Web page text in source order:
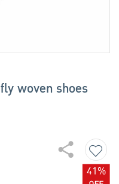
fly woven shoes
41%